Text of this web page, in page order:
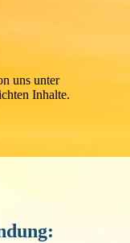
uns unter
Inhalte.